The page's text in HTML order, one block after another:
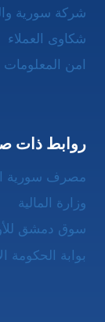
شركة سورية
شكاوى العملاء
امن
روابط ذات
مصرف سورية
وزارة المالية
سوق دمشق
بوابة الحكومة